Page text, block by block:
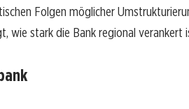
Folgen möglicher
wie stark die Bank regional verankert